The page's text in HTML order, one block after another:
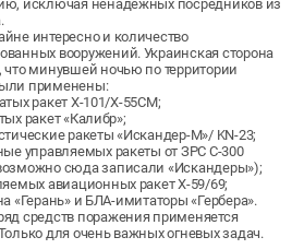
исключая ненадёжных посредников из
интересно и количество
вооружений. Украинская сторона
что минувшей ночью по территории
применены:
ракет Х-101/Х-55СМ;
ракет «Калибр»;
ракеты «Искандер-М»/ KN-23;
управляемых ракеты от ЗРС С-300
сюда записали «Искандеры»);
авиационных ракет Х-59/69;
«Герань» и БЛА-имитаторы «Гербера».
средств поражения применяется
для очень важных огневых задач.